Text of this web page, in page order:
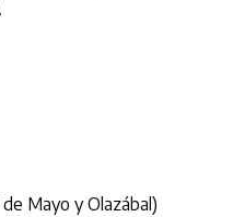
Mayo y Olazábal)